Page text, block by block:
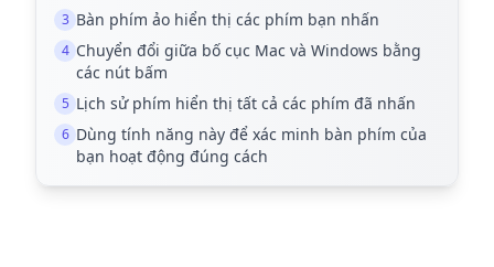
3 Bàn phím ảo hiển thị các phím bạn nhấn
4 Chuyển đổi giữa bố cục Mac và Windows bằng
các nút bấm
5 Lịch sử phím hiển thị tất cả các phím đã nhấn
6 Dùng tính năng này để xác minh bàn phím của
bạn hoạt động đúng cách